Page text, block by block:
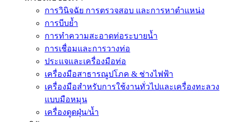
การวินิจฉัย การตรวจสอบ และการหาตำแหน่ง
การบีบย้ำ
การทำความสะอาดท่อระบายน้ำ
การเชื่อมและการวางท่อ
ประแจและเครื่องมือท่อ
เครื่องมือสาธารณูปโภค & ช่างไฟฟ้า
เครื่องมือสำหรับการใช้งานทั่วไปและเครื่องทะลวง
แบบมือหมุน
เครื่องดูดฝุ่น/น้ำ